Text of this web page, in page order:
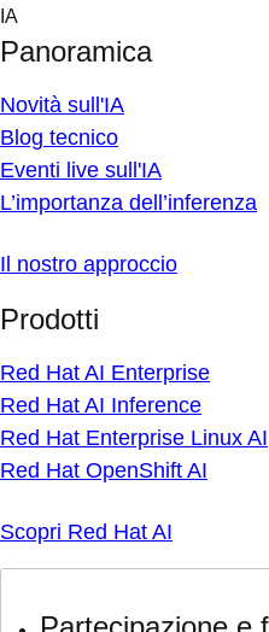
Skip
content
IA
Panoramica
Novità sull'IA
Blog tecnico
Eventi live sull'IA
L’importanza dell’inferenza
Il nostro approccio
Prodotti
Red Hat AI Enterprise
Red Hat AI Inference
Red Hat Enterprise Linux AI
Red Hat OpenShift AI
Scopri Red Hat AI